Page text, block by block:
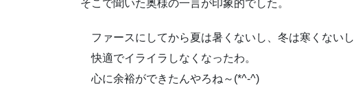
そこで聞いた奥様の一言が印象的でした。
ファースにしてから夏は暑くないし、冬は寒くないし
快適でイライラしなくなったわ。
心に余裕ができたんやろね～(*^-^)